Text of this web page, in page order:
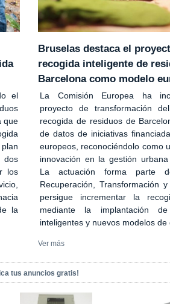
el
que
dos
los
la
Bruselas destaca el
recogida inteligente de
Barcelona como modelo
La Comisión Europea ha
proyecto de transformación
recogida de residuos de
de datos de iniciativas
europeos, reconociéndolo como
innovación en la gestión
La actuación forma parte
Recuperación, Transformación
persigue incrementar la
mediante la implantación de
inteligentes y nuevos modelos de
Ver más
tus anuncios gratis!